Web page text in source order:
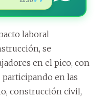
laboral
se
en el pico, con
en las
construcción civil,